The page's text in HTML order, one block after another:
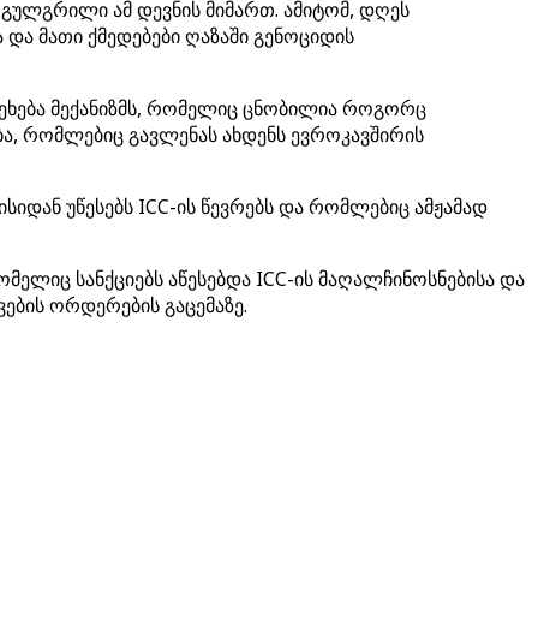
გულგრილი ამ დევნის მიმართ. ამიტომ, დღეს
მათი ქმედებები ღაზაში გენოციდის
ეხება მექანიზმს, რომელიც ცნობილია როგორც
რომლებიც გავლენას ახდენს ევროკავშირის
უწესებს ICC-ის წევრებს და რომლებიც ამჟამად
სანქციებს აწესებდა ICC-ის მაღალჩინოსნებისა და
ორდერების გაცემაზე.